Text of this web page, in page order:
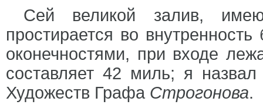
Сей великой залив,
простирается во
оконечностями, при входе
составляет 42 миль; я
Художеств Графа Строгонова.